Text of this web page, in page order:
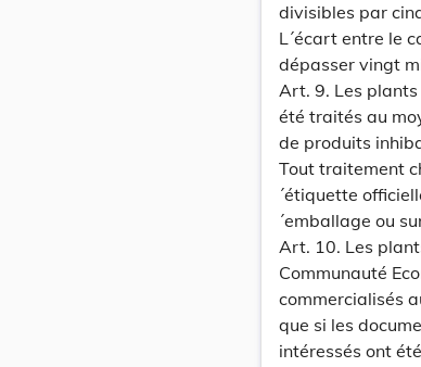
divisibles par
L´écart entre le
dépasser vingt
Art. 9. Les plants
été traités au
de produits
Tout traitement
´étiquette
´emballage ou
Art. 10. Les
Communauté
commercialisés
que si les
intéressés ont